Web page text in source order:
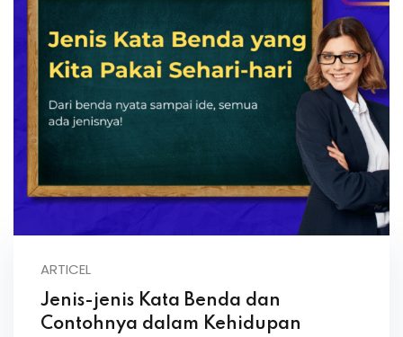
ARTICEL
Jenis-jenis Kata Benda dan
Contohnya dalam Kehidupan